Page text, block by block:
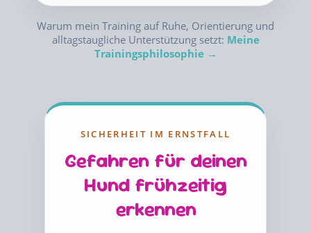
Warum mein Training auf Ruhe, Orientierung und
alltagstaugliche Unterstützung setzt: Meine
Trainingsphilosophie →
SICHERHEIT IM ERNSTFALL
Gefahren für deinen
Hund frühzeitig
erkennen